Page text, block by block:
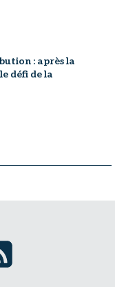
: après la
défi de la